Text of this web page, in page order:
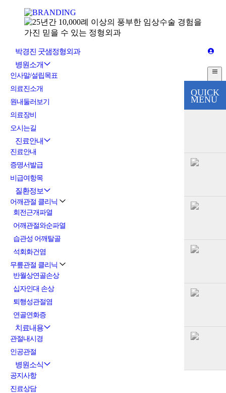
QUICK
MENU
박경진 굿샘정형외과
병원소개
인사말/설립목표
의료진소개
원내둘러보기
의료장비
오시는길
진료안내
진료안내
증명서발급
비급여항목
질환정보
어깨관절 클리닉
회전근개파열
어깨관절와순파열
습관성 어깨탈골
석회화건염
무릎관절 클리닉
반월상연골손상
십자인대 손상
퇴행성관절염
연골연화증
치료내용
관절내시경
인공관절
병원소식
공지사항
진료상담